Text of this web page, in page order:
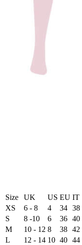
Size UK US EU ΙΤ
XS
6 - 8 4 34 38
S
8 -10 6 36 40
M
10 - 12 8 38 42
L
12 - 14 10 40 44